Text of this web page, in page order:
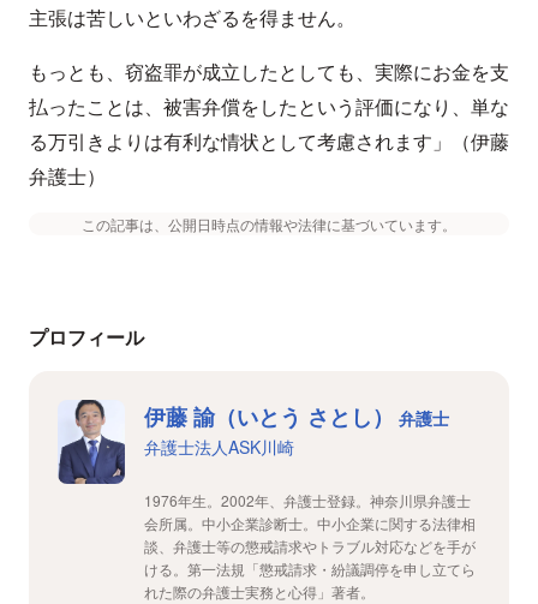
主張は苦しいといわざるを得ません。
もっとも、窃盗罪が成立したとしても、実際にお金を支
払ったことは、被害弁償をしたという評価になり、単な
る万引きよりは有利な情状として考慮されます」（伊藤
弁護士）
この記事は、公開日時点の情報や法律に基づいています。
プロフィール
伊藤 諭（いとう さとし）
弁護士
弁護士法人ASK川崎
1976年生。2002年、弁護士登録。神奈川県弁護士
会所属。中小企業診断士。中小企業に関する法律相
談、弁護士等の懲戒請求やトラブル対応などを手が
ける。第一法規「懲戒請求・紛議調停を申し立てら
れた際の弁護士実務と心得」著者。